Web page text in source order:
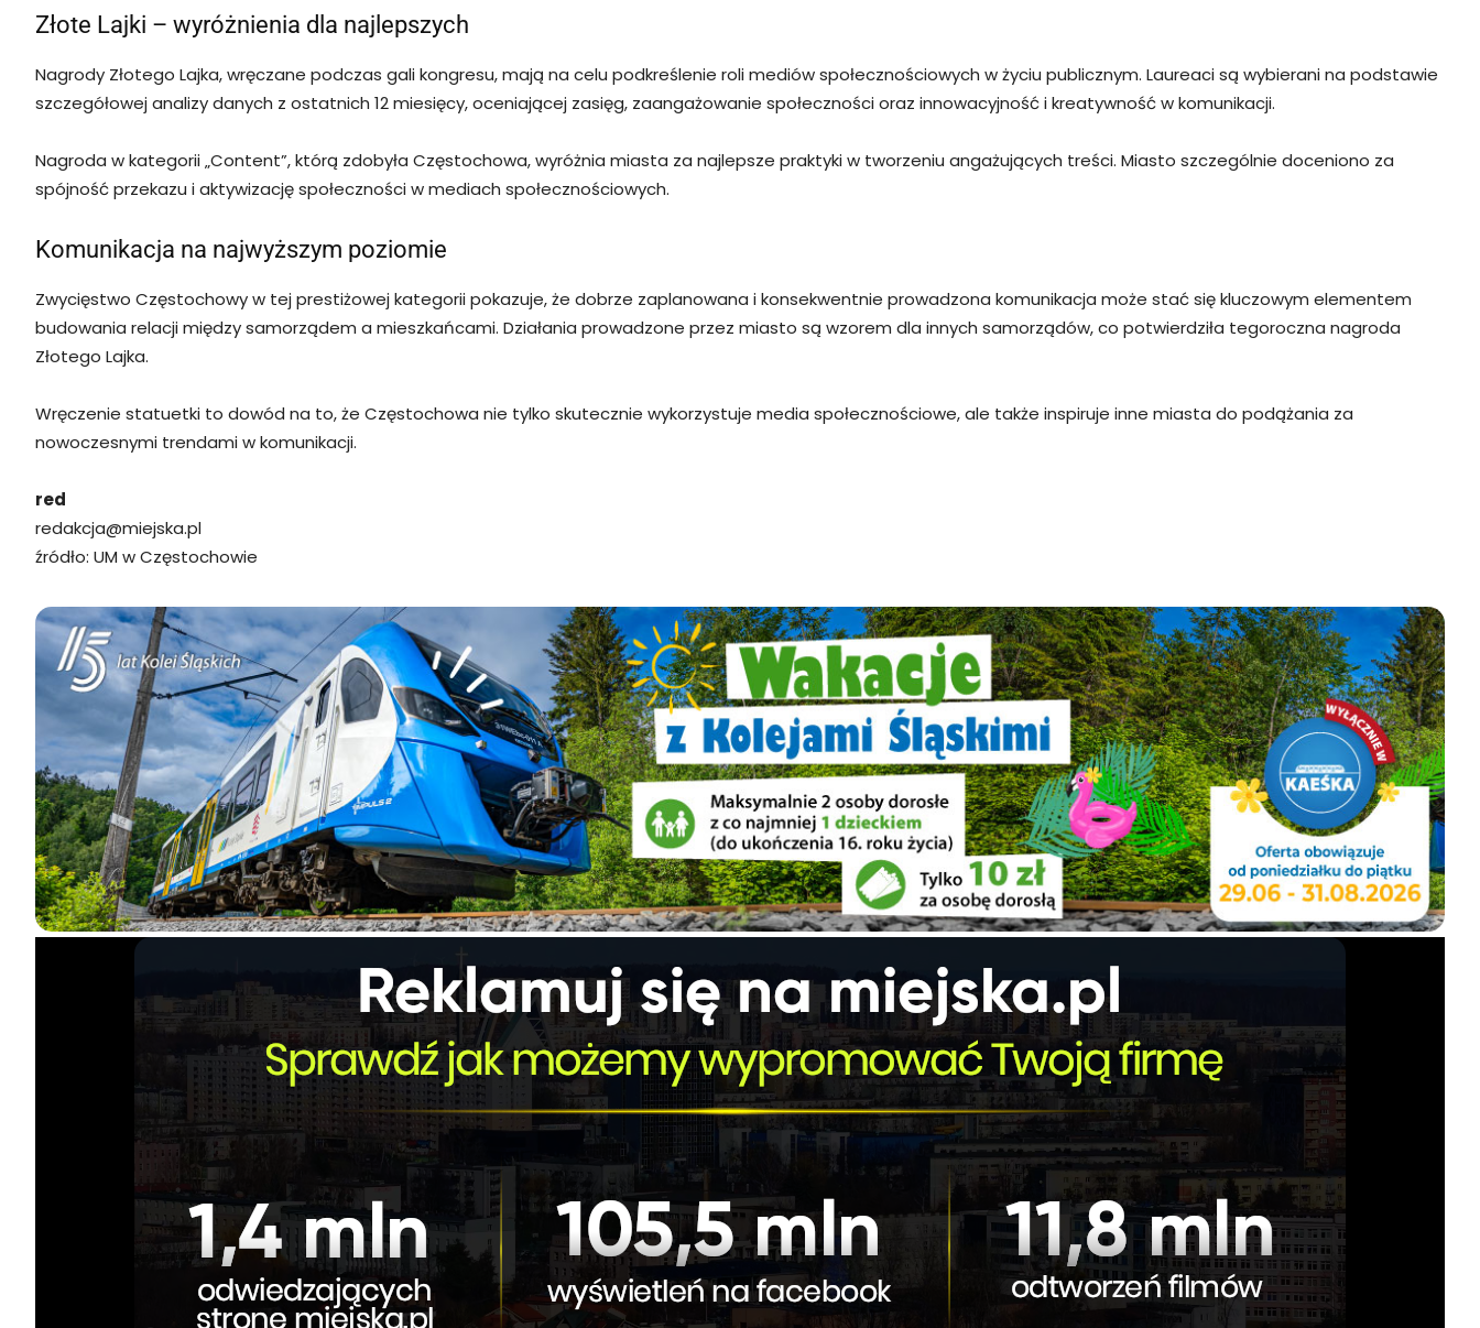
Złote Lajki – wyróżnienia dla najlepszych
Nagrody Złotego Lajka, wręczane podczas gali kongresu, mają na celu podkreślenie roli mediów społecznościowych w życiu publicznym. Laureaci są wybierani na podstawie
szczegółowej analizy danych z ostatnich 12 miesięcy, oceniającej zasięg, zaangażowanie społeczności oraz innowacyjność i kreatywność w komunikacji.
Nagroda w kategorii „Content”, którą zdobyła Częstochowa, wyróżnia miasta za najlepsze praktyki w tworzeniu angażujących treści. Miasto szczególnie doceniono za
spójność przekazu i aktywizację społeczności w mediach społecznościowych.
Komunikacja na najwyższym poziomie
Zwycięstwo Częstochowy w tej prestiżowej kategorii pokazuje, że dobrze zaplanowana i konsekwentnie prowadzona komunikacja może stać się kluczowym elementem
budowania relacji między samorządem a mieszkańcami. Działania prowadzone przez miasto są wzorem dla innych samorządów, co potwierdziła tegoroczna nagroda
Złotego Lajka.
Wręczenie statuetki to dowód na to, że Częstochowa nie tylko skutecznie wykorzystuje media społecznościowe, ale także inspiruje inne miasta do podążania za
nowoczesnymi trendami w komunikacji.
red
redakcja@miejska.pl
źródło: UM w Częstochowie